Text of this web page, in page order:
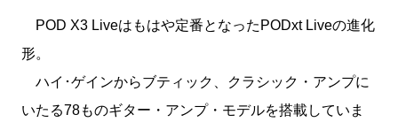
POD X3 Liveはもはや定番となったPODxt Liveの進化
形。
ハイ･ゲインからブティック、クラシック・アンプに
いたる78ものギター・アンプ・モデルを搭載していま